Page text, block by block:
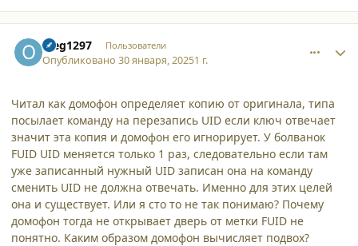
oleg1297 Пользователи
Опубликовано30 января, 20251 г.
Читал как домофон определяет копию от оригинала, типа
посылает команду на перезапись UID если ключ отвечает
значит эта копия и домофон его игнорирует. У болванок
FUID UID меняется только 1 раз, следовательно если там
уже записанный нужный UID записан она на команду
сменить UID не должна отвечать. Именно для этих целей
она и существует. Или я сто то не так понимаю? Почему
домофон тогда не открывает дверь от метки FUID не
понятно. Каким образом домофон вычисляет подвох?